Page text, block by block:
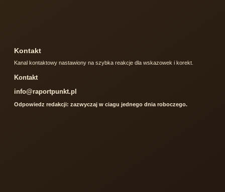
Kontakt
Kanal kontaktowy nastawiony na szybka reakcje dla wskazowek i korekt.
Kontakt
info@raportpunkt.pl
Odpowiedz redakcji: zazwyczaj w ciagu jednego dnia roboczego.